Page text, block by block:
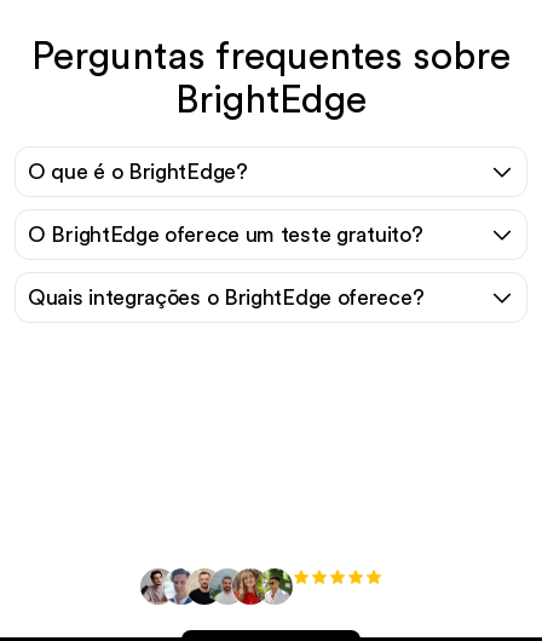
Perguntas frequentes sobre
BrightEdge
O que é o BrightEdge?
O BrightEdge oferece um teste gratuito?
Quais integrações o BrightEdge oferece?